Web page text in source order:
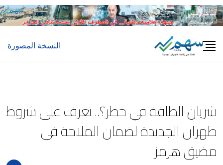
Skip
to
النسخة المصورة
شريان الطاقة في خطر؟.. تعرف على شروط
طهران الجديدة لضمان الملاحة في
مضيق هرمز